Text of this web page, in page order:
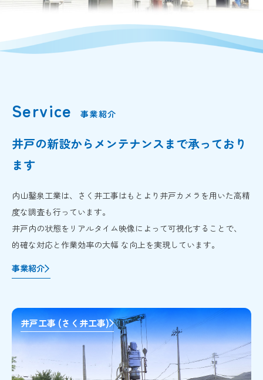
Service 事業紹介
井戸の新設からメンテナンスまで承っており
ます
内山鑿泉工業は、さく井工事はもとより井戸カメラを用いた高精
度な調査も行っています。
井戸内の状態をリアルタイム映像によって可視化することで、
的確な対応と作業効率の大幅 な向上を実現しています。
事業紹介
井戸工事 (さく井工事)